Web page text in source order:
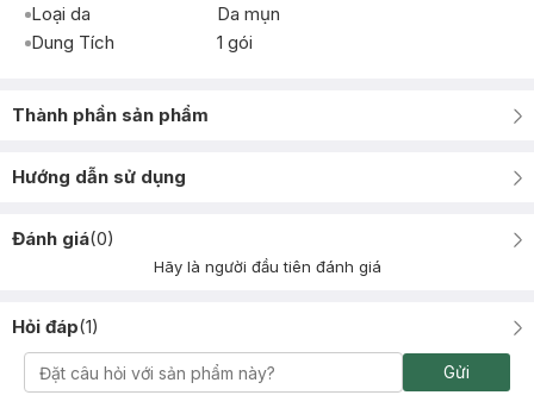
Loại da
Da mụn
Dung Tích
1 gói
Thành phần sản phẩm
Hướng dẫn sử dụng
Đánh giá(0)
Hãy là người đầu tiên đánh giá
Hỏi đáp(1)
Gửi